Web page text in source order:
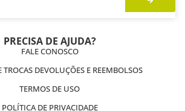
PRECISA DE AJUDA?
FALE CONOSCO
TROCAS DEVOLUÇÕES E REEMBOLSOS
TERMOS DE USO
POLÍTICA DE PRIVACIDADE